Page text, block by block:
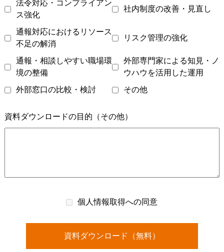
法令対応・コンプライアン
ス強化
社内制度の改善・見直し
通報対応におけるリソース
不足の解消
リスク管理の強化
通報・相談しやすい職場環
境の整備
外部専門家による知見・ノ
ウハウを活用した運用
外部窓口の比較・検討
その他
資料ダウンロードの目的（その他）
個人情報取得への同意